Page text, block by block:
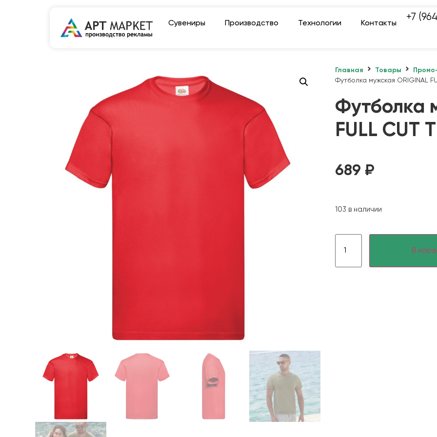
Сувениры Производство Технологии Контакты
+7
Главная Товары
Футболка мужская ORIGINAL
Футболка
FULL CUT
689 ₽
103 в наличии
В